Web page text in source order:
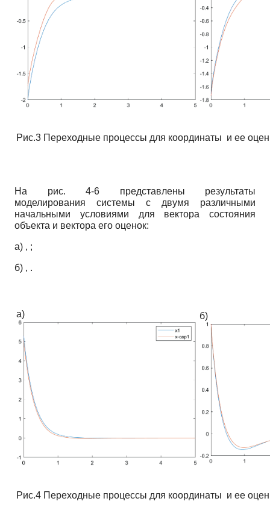
Рис.3 Переходные процессы для координаты и ее
На рис. 4-6 представлены результаты
моделирования системы с двумя различными
начальными условиями для вектора состояния
объекта и вектора его оценок:
а) , ;
б) , .
а) б)
Рис.4 Переходные процессы для координаты и ее